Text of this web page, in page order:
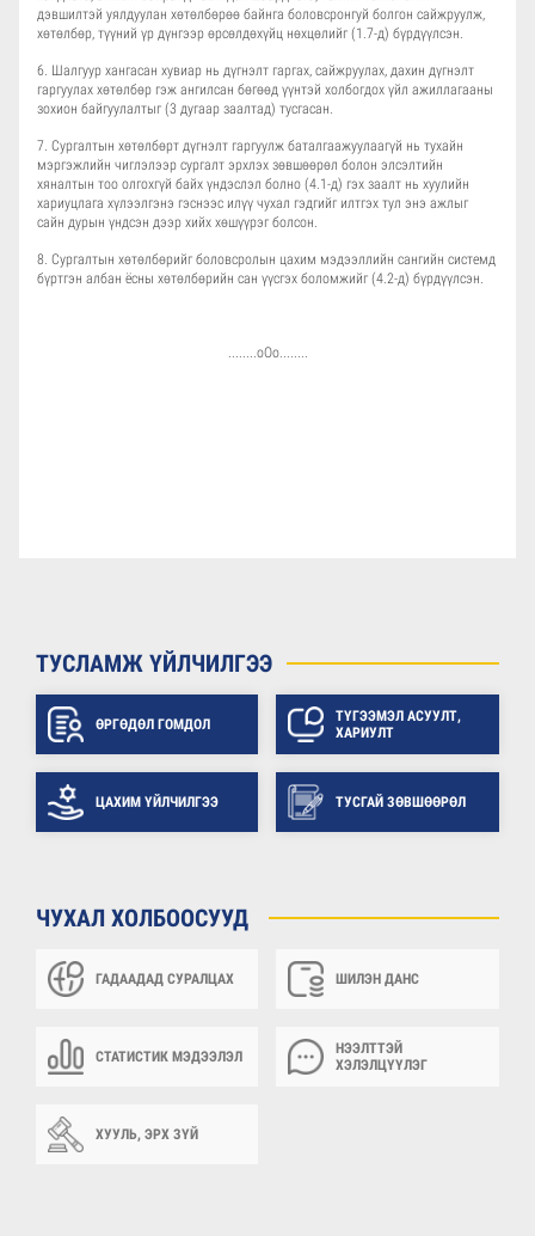
дэвшилтэй уялдуулан хөтөлбөрөө байнга боловсронгуй болгон сайжруулж,
хөтөлбөр, түүний үр дүнгээр өрсөлдөхүйц нөхцөлийг (1.7-д) бүрдүүлсэн.
6. Шалгуур хангасан хувиар нь дүгнэлт гаргах, сайжруулах, дахин дүгнэлт
гаргуулах хөтөлбөр гэж ангилсан бөгөөд үүнтэй холбогдох үйл ажиллагааны
зохион байгуулалтыг (3 дугаар заалтад) тусгасан.
7. Сургалтын хөтөлбөрт дүгнэлт гаргуулж баталгаажуулаагүй нь тухайн
мэргэжлийн чиглэлээр сургалт эрхлэх зөвшөөрөл болон элсэлтийн
хяналтын тоо олгохгүй байх үндэслэл болно (4.1-д) гэх заалт нь хуулийн
хариуцлага хүлээлгэнэ гэснээс илүү чухал гэдгийг илтгэх тул энэ ажлыг
сайн дурын үндсэн дээр хийх хөшүүрэг болсон.
8. Сургалтын хөтөлбөрийг боловсролын цахим мэдээллийн сангийн системд
бүртгэн албан ёсны хөтөлбөрийн сан үүсгэх боломжийг (4.2-д) бүрдүүлсэн.
........оОо........
ТУСЛАМЖ ҮЙЛЧИЛГЭЭ
ӨРГӨДӨЛ ГОМДОЛ
ТҮГЭЭМЭЛ АСУУЛТ,
ХАРИУЛТ
ЦАХИМ ҮЙЛЧИЛГЭЭ ТУСГАЙ ЗӨВШӨӨРӨЛ
ЧУХАЛ ХОЛБООСУУД
ГАДААДАД СУРАЛЦАХ ШИЛЭН ДАНС
СТАТИСТИК МЭДЭЭЛЭЛ
НЭЭЛТТЭЙ
ХЭЛЭЛЦҮҮЛЭГ
ХУУЛЬ, ЭРХ ЗҮЙ